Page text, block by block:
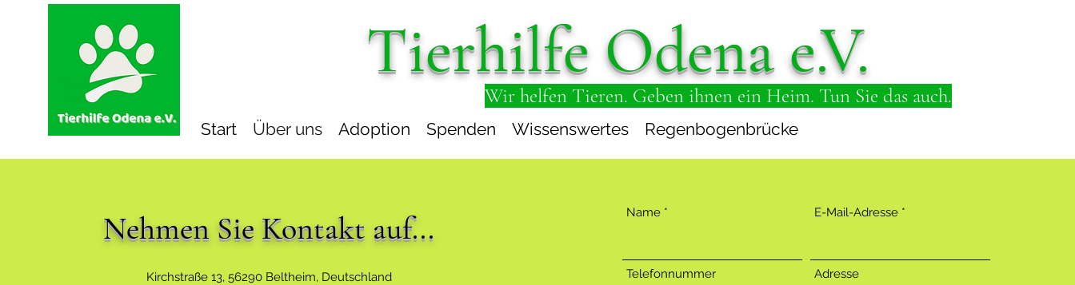
Tierhilfe Odena e.V.
Wir helfen Tieren. Geben ihnen ein Heim. Tun Sie das auch.
Start Über uns Adoption Spenden Wissenswertes Regenbogenbrücke
Nehmen Sie Kontakt auf...
Kirchstraße 13, 56290 Beltheim, Deutschland
Name E-Mail-Adresse
Telefonnummer Adresse